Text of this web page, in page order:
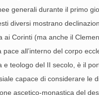
generali durante il primo
diversi mostrano
ai Corinti (ma anche il
all’interno del corpo
e teologo del II secolo, è il
capace di considerare le
ascetico-monastica del